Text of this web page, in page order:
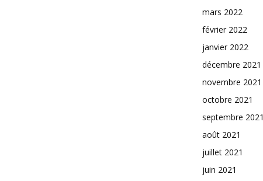
mars 2022
février 2022
janvier 2022
décembre 2021
novembre 2021
octobre 2021
septembre 2021
août 2021
juillet 2021
juin 2021